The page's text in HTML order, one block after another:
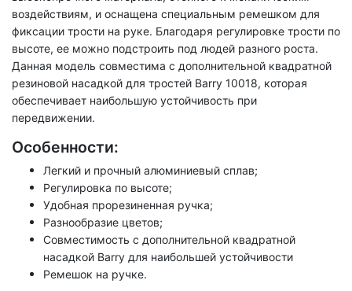
воздействиям, и оснащена специальным ремешком для
фиксации трости на руке. Благодаря регулировке трости по
высоте, ее можно подстроить под людей разного роста.
Данная модель совместима с дополнительной квадратной
резиновой насадкой для тростей Barry 10018, которая
обеспечивает наибольшую устойчивость при
передвижении.
Особенности:
Легкий и прочный алюминиевый сплав;
Регулировка по высоте;
Удобная прорезиненная ручка;
Разнообразие цветов;
Совместимость с дополнительной квадратной
насадкой Barry для наибольшей устойчивости
Ремешок на ручке.